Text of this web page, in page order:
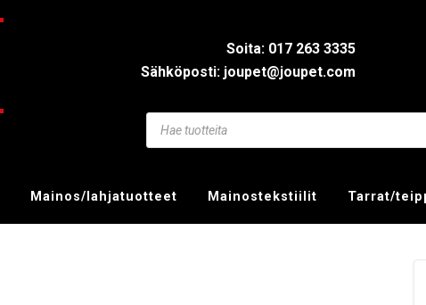
Soita: 017 263 3335
Sähköposti: joupet@joupet.com
Mainos/lahjatuotteet Mainostekstiilit Tarrat/